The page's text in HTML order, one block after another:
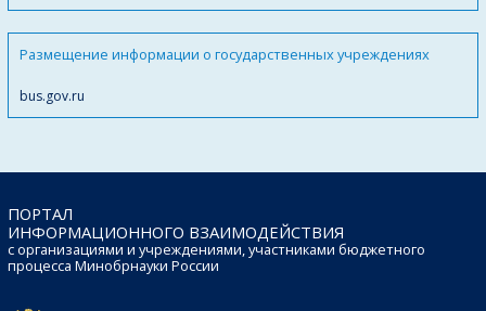
Размещение информации о государственных учреждениях
bus.gov.ru
ПОРТАЛ
ИНФОРМАЦИОННОГО ВЗАИМОДЕЙСТВИЯ
с организациями и учреждениями, участниками бюджетного
процесса Минобрнауки России